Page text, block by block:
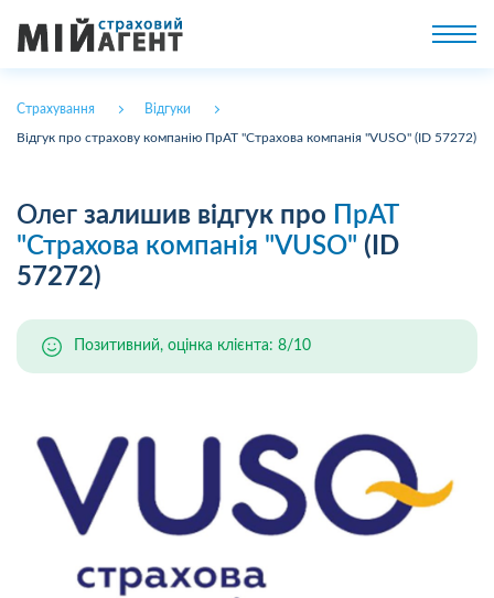
Страхування Відгуки
Відгук про страхову компанію ПрАТ "Страхова компанія "VUSO" (ID 57272)
Олег залишив відгук про
ПрАТ
"Страхова компанія "VUSO" (ID
57272)
Позитивний, оцінка клієнта: 8/10